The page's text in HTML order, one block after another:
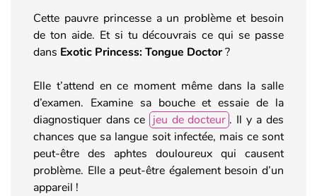
Cette pauvre princesse a un problème et besoin
de ton aide. Et si tu découvrais ce qui se passe
dans Exotic Princess: Tongue Doctor?
Elle t’attend en ce moment même dans la salle
d’examen. Examine sa bouche et essaie de la
diagnostiquer dans ce jeu de docteur . Il y a des
chances que sa langue soit infectée, mais ce sont
peut-être des aphtes douloureux qui causent
problème. Elle a peut-être également besoin d’un
appareil !